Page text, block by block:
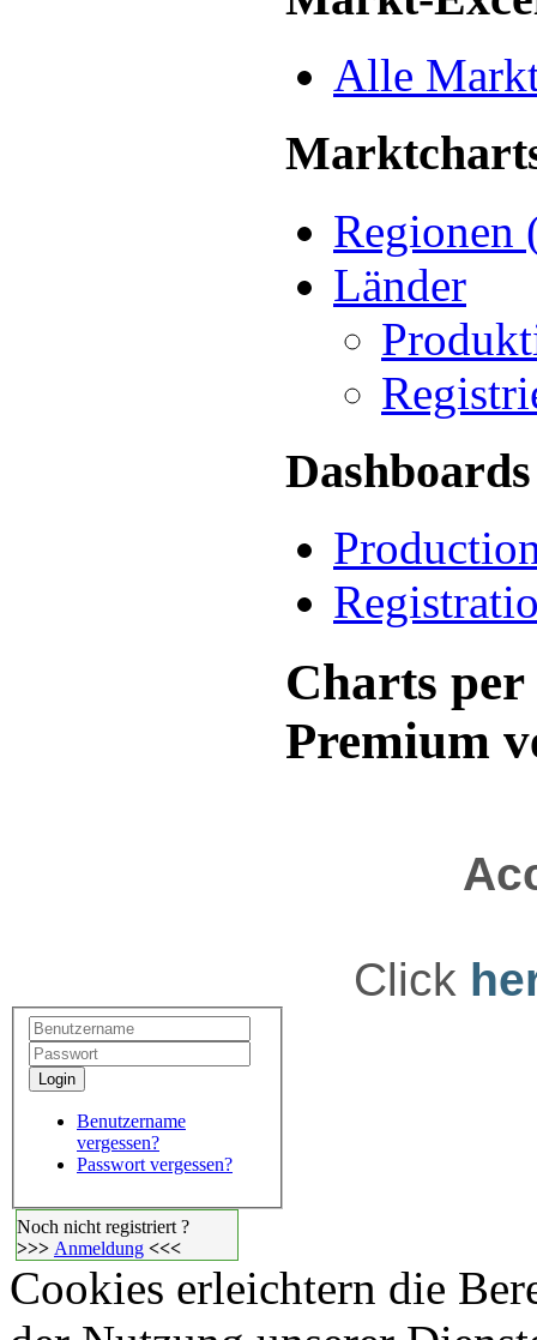
Alle
Regionen
Länder
Dashboards
Charts
Premium
Click
Login
Benutzername
vergessen?
Passwort vergessen?
Noch nicht registriert ?
>>> Anmeldung <<<
Cookies erleichtern die